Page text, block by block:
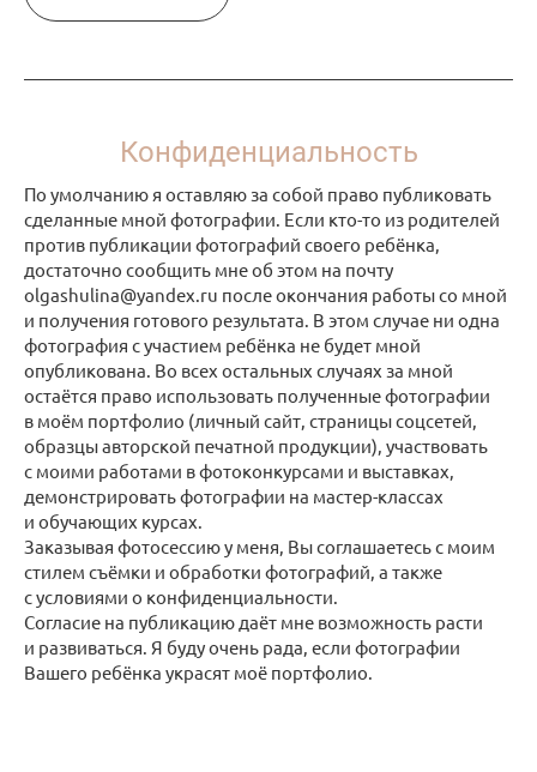
Конфиденциальность
По умолчанию я оставляю за собой право публиковать
сделанные мной фотографии. Если кто-то из родителей
против публикации фотографий своего ребёнка,
достаточно сообщить мне об этом на почту
olgashulina@yandex.ru после окончания работы со мной
и получения готового результата. В этом случае ни одна
фотография с участием ребёнка не будет мной
опубликована. Во всех остальных случаях за мной
остаётся право использовать полученные фотографии
в моём портфолио (личный сайт, страницы соцсетей,
образцы авторской печатной продукции), участвовать
с моими работами в фотоконкурсами и выставках,
демонстрировать фотографии на мастер-классах
и обучающих курсах.
Заказывая фотосессию у меня, Вы соглашаетесь с моим
стилем съёмки и обработки фотографий, а также
с условиями о конфиденциальности.
Согласие на публикацию даёт мне возможность расти
и развиваться. Я буду очень рада, если фотографии
Вашего ребёнка украсят моё портфолио.